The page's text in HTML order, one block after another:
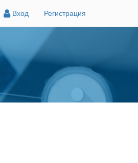
Вход Регистрация